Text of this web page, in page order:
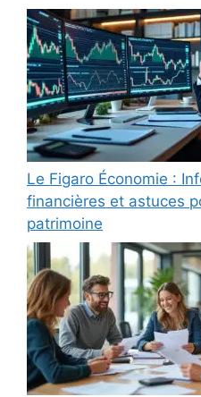
Le Figaro Économie :
financières et astuces
patrimoine